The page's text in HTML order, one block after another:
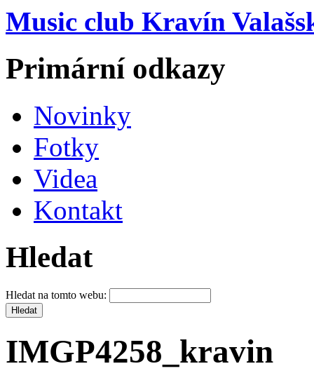
Music club Kravín
Primární odkazy
Novinky
Fotky
Videa
Kontakt
Hledat
Hledat na tomto webu:
IMGP4258_kravin